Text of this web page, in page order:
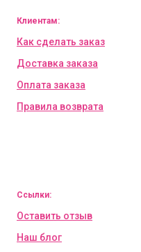
Клиентам:
Как сделать заказ
Доставка заказа
Оплата заказа
Правила возврата
Ссылки:
Оставить отзыв
Наш блог